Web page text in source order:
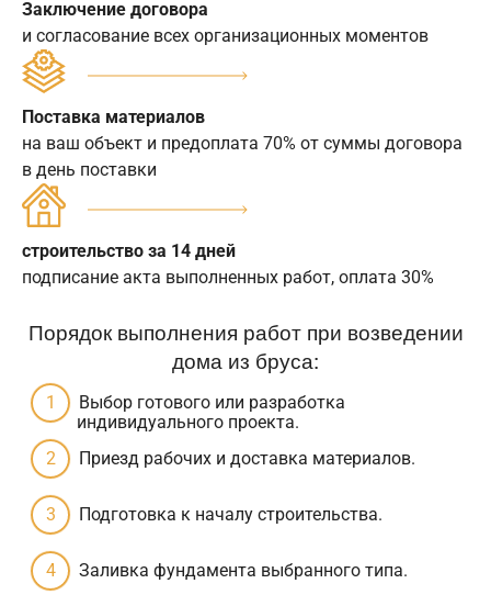
Заключение договора
и согласование всех организационных моментов
Поставка материалов
на ваш объект и предоплата 70% от суммы договора
в день поставки
строительство за 14 дней
подписание акта выполненных работ, оплата 30%
Порядок выполнения работ при возведении
дома из бруса:
Выбор готового или разработка
индивидуального проекта.
Приезд рабочих и доставка материалов.
Подготовка к началу строительства.
Заливка фундамента выбранного типа.